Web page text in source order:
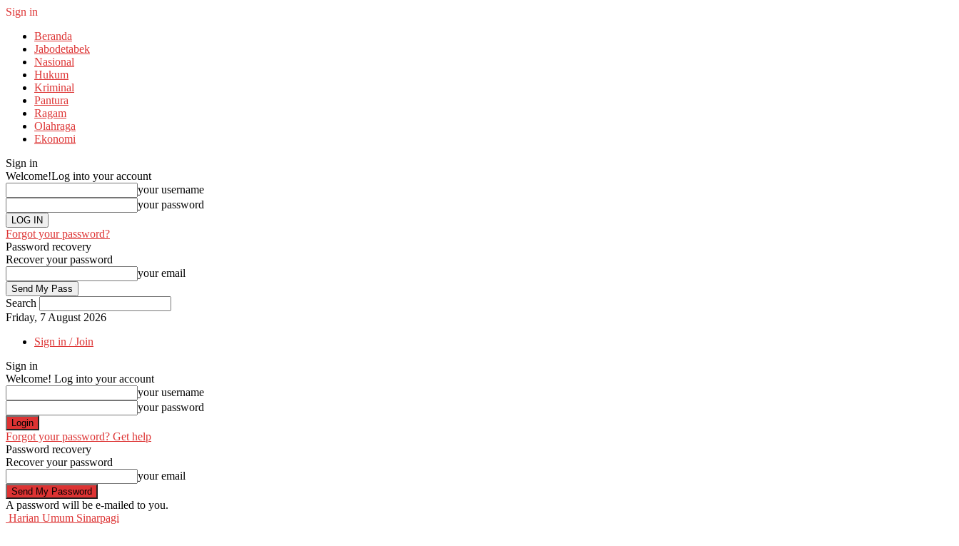
Sign in
Beranda
Jabodetabek
Nasional
Hukum
Kriminal
Pantura
Ragam
Olahraga
Ekonomi
Sign in
Welcome!Log into your account
your username
your password
Forgot your password?
Password recovery
Recover your password
your email
Search
Friday, 7 August 2026
Sign in / Join
Sign in
Welcome! Log into your account
your username
your password
Forgot your password? Get help
Password recovery
Recover your password
your email
A password will be e-mailed to you.
Harian Umum Sinarpagi